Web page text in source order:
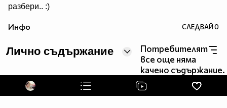
разбери.. :)
Инфо СЛЕДВАЙ0
Лично съдържание
Потребителят
все още няма
качено съдържание.